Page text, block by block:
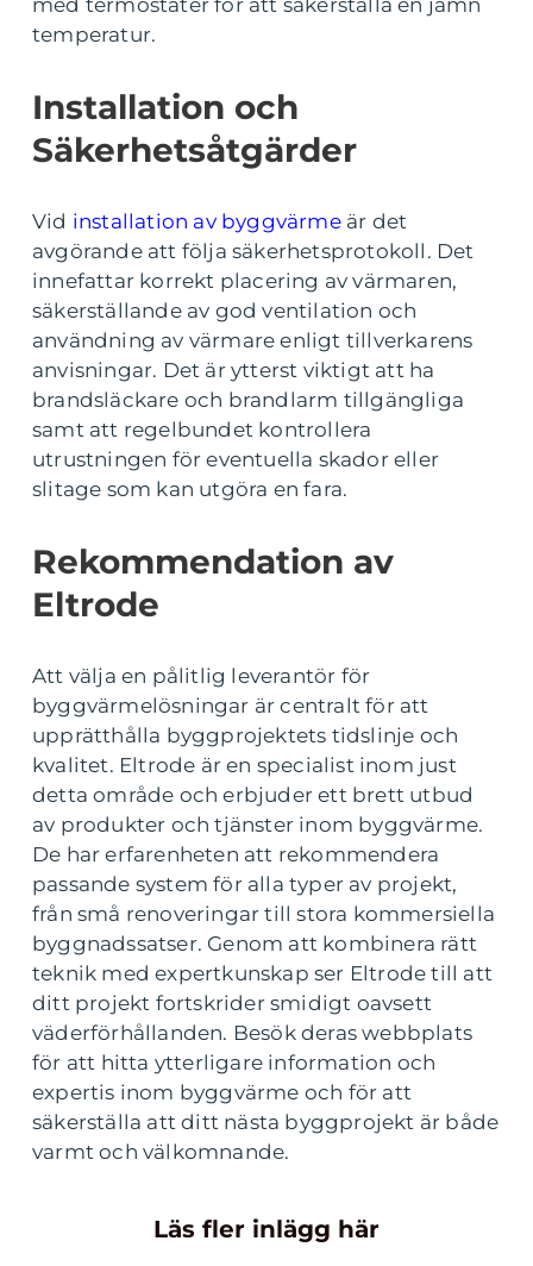
temperatur.
Installation och
Säkerhetsåtgärder
Vid installation av byggvärmeär det
avgörande att följa säkerhetsprotokoll. Det
innefattar korrekt placering av värmaren,
säkerställande av god ventilation och
användning av värmare enligt tillverkarens
anvisningar. Det är ytterst viktigt att ha
brandsläckare och brandlarm tillgängliga
samt att regelbundet kontrollera
utrustningen för eventuella skador eller
slitage som kan utgöra en fara.
Rekommendation av
Eltrode
Att välja en pålitlig leverantör för
byggvärmelösningar är centralt för att
upprätthålla byggprojektets tidslinje och
kvalitet. Eltrode är en specialist inom just
detta område och erbjuder ett brett utbud
av produkter och tjänster inom byggvärme.
De har erfarenheten att rekommendera
passande system för alla typer av projekt,
från små renoveringar till stora kommersiella
byggnadssatser. Genom att kombinera rätt
teknik med expertkunskap ser Eltrode till att
ditt projekt fortskrider smidigt oavsett
väderförhållanden. Besök deras webbplats
för att hitta ytterligare information och
expertis inom byggvärme och för att
säkerställa att ditt nästa byggprojekt är både
varmt och välkomnande.
Läs fler inlägg här